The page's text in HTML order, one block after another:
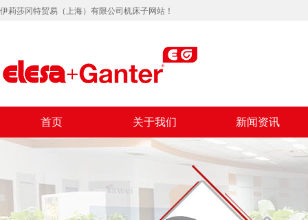
伊莉莎冈特贸易（上海）有限公司机床子网站！
首页 关于我们 新闻资讯